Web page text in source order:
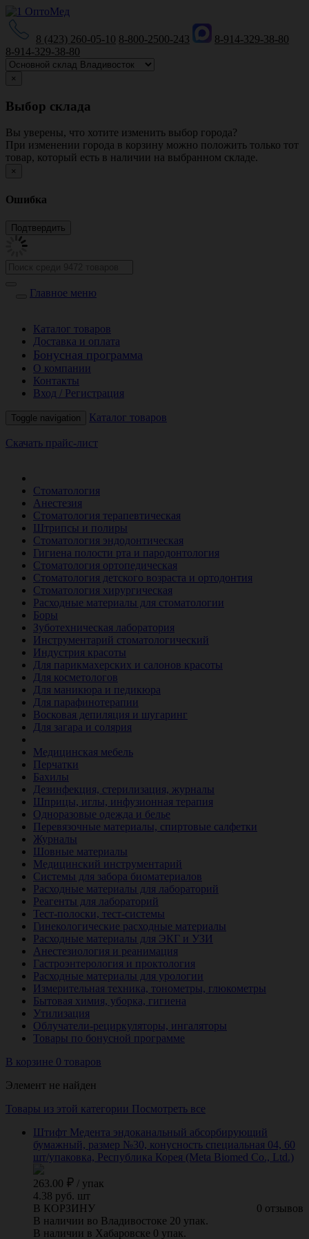
8 (423) 260-05-10 8-800-2500-243
8-914-329-38-80
8-914-329-38-80
×
Выбор склада
Вы уверены, что хотите изменить выбор города?
При изменении города в корзину можно положить только тот
товар, который есть в наличии на выбранном складе.
×
Ошибка
Главное меню
Каталог товаров
Доставка и оплата
Бонусная программа
О компании
Контакты
Вход / Регистрация
Toggle navigation Каталог товаров
Скачать прайс-лист
Стоматология
Анестезия
Стоматология терапевтическая
Штрипсы и полиры
Стоматология эндодонтическая
Гигиена полости рта и пародонтология
Стоматология ортопедическая
Стоматология детского возраста и ортодонтия
Стоматология хирургическая
Расходные материалы для стоматологии
Боры
Зуботехническая лаборатория
Инструментарий стоматологический
Индустрия красоты
Для парикмахерских и салонов красоты
Для косметологов
Для маникюра и педикюра
Для парафинотерапии
Восковая депиляция и шугаринг
Для загара и солярия
Медицинская мебель
Перчатки
Бахилы
Дезинфекция, стерилизация, журналы
Шприцы, иглы, инфузионная терапия
Одноразовые одежда и белье
Перевязочные материалы, спиртовые салфетки
Журналы
Шовные материалы
Медицинский инструментарий
Системы для забора биоматериалов
Расходные материалы для лабораторий
Реагенты для лабораторий
Тест-полоски, тест-системы
Гинекологические расходные материалы
Расходные материалы для ЭКГ и УЗИ
Анестезиология и реанимация
Гастроэнтерология и проктология
Расходные материалы для урологии
Измерительная техника, тонометры, глюкометры
Бытовая химия, уборка, гигиена
Утилизация
Облучатели-рециркуляторы, ингаляторы
Товары по бонусной программе
В корзине 0 товаров
Элемент не найден
Товары из этой категории Посмотреть все
Штифт Медента эндоканальный абсорбирующий
бумажный, размер №30, конусность специальная 04, 60
шт/упаковка, Республика Корея (Meta Biomed Co., Ltd.)
263.00 / упак
4.38 руб. шт
0 отзывов
В КОРЗИНУ
В наличии во Владивостоке 20 упак.
В наличии в Хабаровске 0 упак.